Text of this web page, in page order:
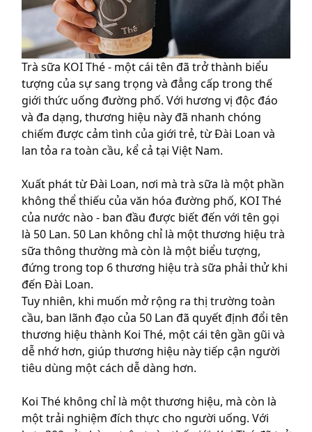
Trà sữa KOI Thé - một cái tên đã trở thành biểu
tượng của sự sang trọng và đẳng cấp trong thế
giới thức uống đường phố. Với hương vị độc đáo
và đa dạng, thương hiệu này đã nhanh chóng
chiếm được cảm tình của giới trẻ, từ Đài Loan và
lan tỏa ra toàn cầu, kể cả tại Việt Nam.
Xuất phát từ Đài Loan, nơi mà trà sữa là một phần
không thể thiếu của văn hóa đường phố, KOI Thé
của nước nào - ban đầu được biết đến với tên gọi
là 50 Lan. 50 Lan không chỉ là một thương hiệu trà
sữa thông thường mà còn là một biểu tượng,
đứng trong top 6 thương hiệu trà sữa phải thử khi
đến Đài Loan.
Tuy nhiên, khi muốn mở rộng ra thị trường toàn
cầu, ban lãnh đạo của 50 Lan đã quyết định đổi tên
thương hiệu thành Koi Thé, một cái tên gần gũi và
dễ nhớ hơn, giúp thương hiệu này tiếp cận người
tiêu dùng một cách dễ dàng hơn.
Koi Thé không chỉ là một thương hiệu, mà còn là
một trải nghiệm đích thực cho người uống. Với